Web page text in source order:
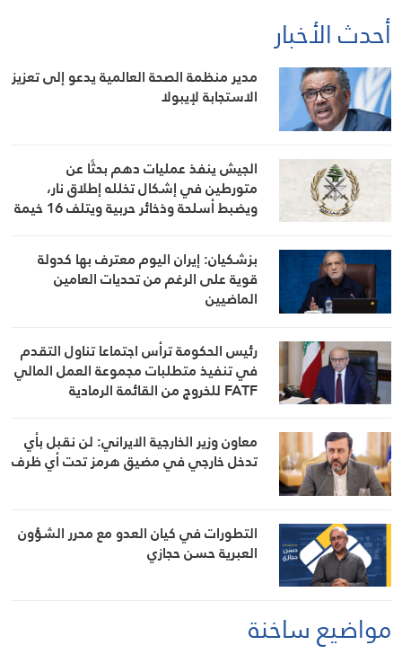
أحدث الأخبار
مدير منظمة الصحة العالمية يدعو إلى تعزيز
الاستجابة لإيبولا
الجيش ينفذ عمليات دهم بحثًا عن
متورطين في إشكال تخلله إطلاق نار،
ويضبط أسلحة وذخائر حربية ويتلف 16 خيمة
بزشكيان: إيران اليوم معترف بها كدولة
قوية على الرغم من تحديات العامين
الماضيين
رئيس الحكومة ترأس اجتماعا تناول التقدم
في تنفيذ متطلبات مجموعة العمل المالي
FATF للخروج من القائمة الرمادية
معاون وزير الخارجية الايراني: لن نقبل بأي
تدخل خارجي في مضيق هرمز تحت أي ظرف
التطورات في كيان العدو مع محرر الشؤون
العبرية حسن حجازي
مواضيع ساخنة